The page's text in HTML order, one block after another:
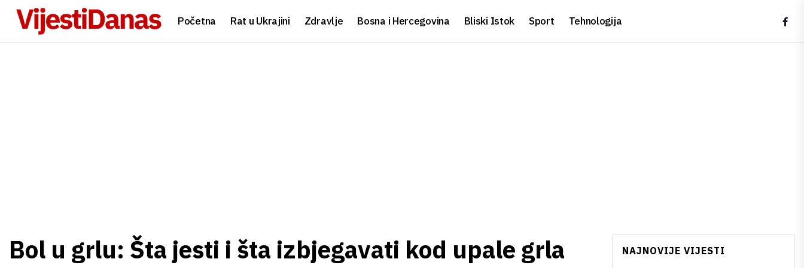
Početna Rat u Ukrajini Zdravlje Bosna i Hercegovina Bliski Istok Sport Tehnologija
Bol u grlu: Šta jesti i šta izbjegavati kod upale grla
NAJNOVIJE VIJESTI